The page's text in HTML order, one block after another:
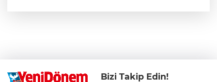
Bizi Takip Edin!